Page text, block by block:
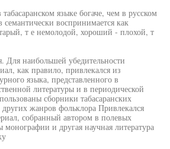
языке богаче, чем в русском
воспринимается как
т е немолодой, хороший - плохой, т
Для наибольшей убедительности
как правило, привлекался из
языка, представленного в
литературы и в периодической
сборники табасаранских
жанров фольклора Привлекался
собранный автором в полевых
монографии и другая научная литература